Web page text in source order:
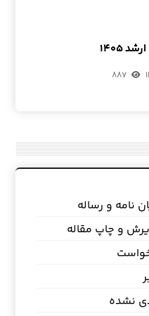
۱۴۰۵
۸۸۷
نامه و رساله
و چاپ مقاله
نشده